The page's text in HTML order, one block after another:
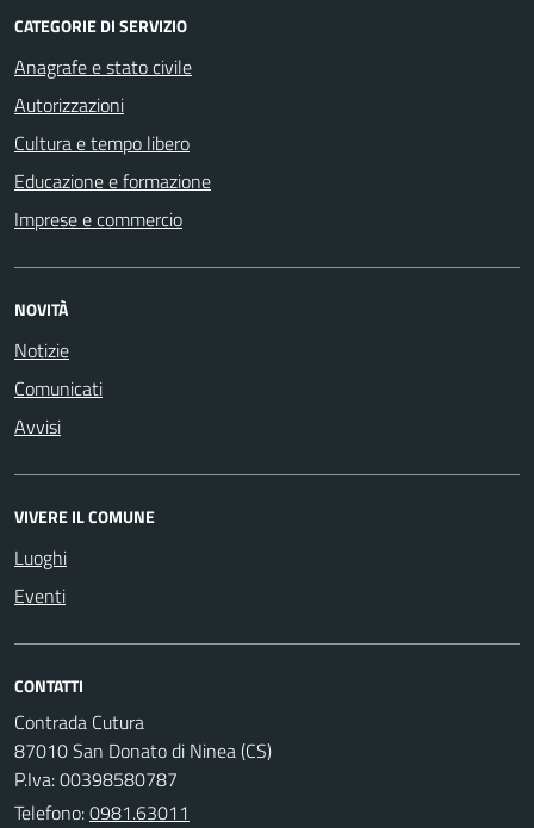
CATEGORIE DI SERVIZIO
Anagrafe e stato civile
Autorizzazioni
Cultura e tempo libero
Educazione e formazione
Imprese e commercio
NOVITÀ
Notizie
Comunicati
Avvisi
VIVERE IL COMUNE
Luoghi
Eventi
CONTATTI
Contrada Cutura
87010 San Donato di Ninea (CS)
P.Iva: 00398580787
Telefono:0981.63011